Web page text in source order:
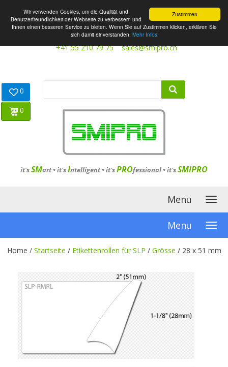
Zustimmen
Wir verwenden Cookies, um die Qualität und
Benutzerfreundlichkeit der Webseite zu verbessern und
Ihnen einen besseren Service zu bieten. Wenn Sie auf Zustimmen klicken, erklären Sie
sich damit einverstanden. Mehr Infos
+41 55 210 79 75 sales@smipro.ch
it'sSMart •it'sIntelligent•it'sPROfessional •it'sSMIPRO
0
0
Menu
Menu
Home / Startseite / Etikettenrollen für SLP / Grösse / 28 x 51 mm